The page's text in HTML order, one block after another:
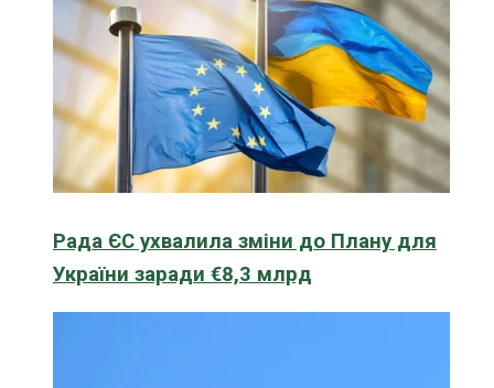
Рада ЄС ухвалила зміни до Плану для
України заради €8,3 млрд